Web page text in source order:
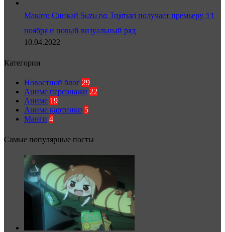
Макото Синкай Suzu no Tojimari получает премьеру 11
ноября и новый визуальный ряд
10.04.2022
Категории
Новостной блог 29
Аниме персонажи 22
Аниме 19
Аниме картинки 5
Манги 4
Самые популярные посты